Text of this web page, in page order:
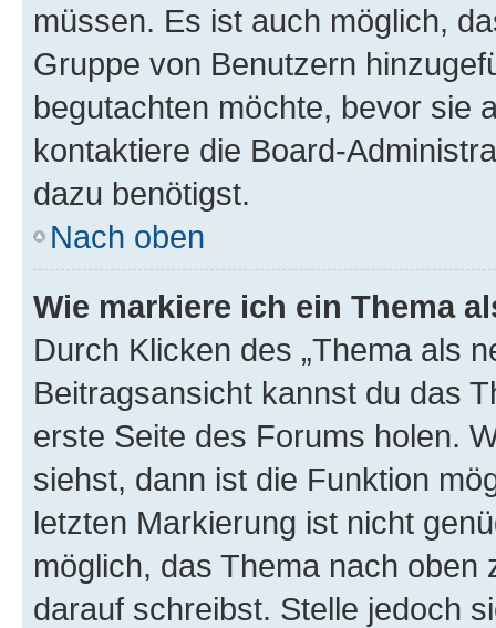
müssen. Es ist auch möglich,
Gruppe von Benutzern
begutachten möchte, bevor sie
kontaktiere die Board-
dazu benötigst.
Nach oben
Wie markiere ich ein Thema
Durch Klicken des „Thema als
Beitragsansicht kannst du das
erste Seite des Forums holen.
siehst, dann ist die Funktion
letzten Markierung ist nicht
möglich, das Thema nach oben
darauf schreibst. Stelle jedoch